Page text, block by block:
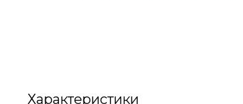
Характеристики